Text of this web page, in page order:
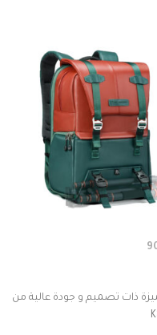
ذات تصميم و جودة عالية من